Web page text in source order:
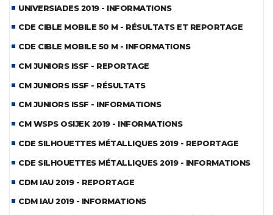
UNIVERSIADES 2019 - INFORMATIONS
CDE CIBLE MOBILE 50 M - RÉSULTATS ET REPORTAGE
CDE CIBLE MOBILE 50 M - INFORMATIONS
CM JUNIORS ISSF - REPORTAGE
CM JUNIORS ISSF - RÉSULTATS
CM JUNIORS ISSF - INFORMATIONS
CM WSPS OSIJEK 2019 - INFORMATIONS
CDE SILHOUETTES MÉTALLIQUES 2019 - REPORTAGE
CDE SILHOUETTES MÉTALLIQUES 2019 - INFORMATIONS
CDM IAU 2019 - REPORTAGE
CDM IAU 2019 - INFORMATIONS